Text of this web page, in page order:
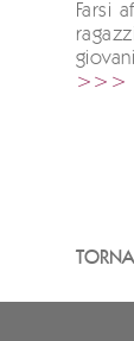
Farsi
>>>